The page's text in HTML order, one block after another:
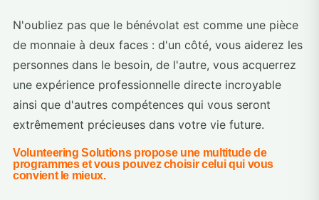
N'oubliez pas que le bénévolat est comme une pièce
de monnaie à deux faces : d'un côté, vous aiderez les
personnes dans le besoin, de l'autre, vous acquerrez
une expérience professionnelle directe incroyable
ainsi que d'autres compétences qui vous seront
extrêmement précieuses dans votre vie future.
Volunteering Solutions propose une multitude de
programmes et vous pouvez choisir celui qui vous
convient le mieux.